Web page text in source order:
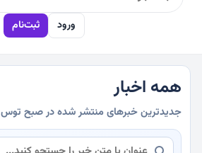
اجتماعی
فرهنگی
ورود ثبت‌نام
همه اخبار
جدیدترین خبرهای منتشر شده در صبح توس